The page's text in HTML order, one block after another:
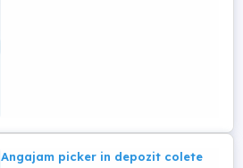
Angajam picker in depozit colete